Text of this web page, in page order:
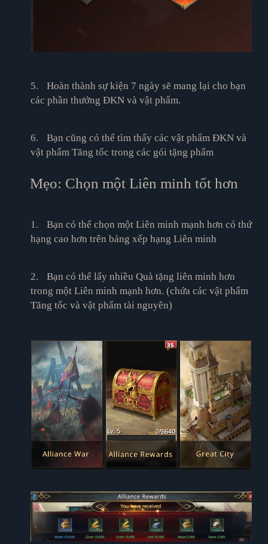
5.
Hoàn thành sự kiện 7 ngày sẽ mang lại cho bạn
các phần thưởng ĐKN và vật phẩm.
6.
Bạn cũng có thể tìm thấy các vật phẩm ĐKN và
vật phẩm Tăng tốc trong các gói tặng phẩm
Mẹo: Chọn một Liên minh tốt hơn
1.
Bạn có thể chọn một Liên minh mạnh hơn có thứ
hạng cao hơn trên bảng xếp hạng Liên minh
2.
Bạn có thể lấy nhiều Quà tặng liên minh hơn
trong một Liên minh mạnh hơn. (chứa các vật phẩm
Tăng tốc và vật phẩm tài nguyên)